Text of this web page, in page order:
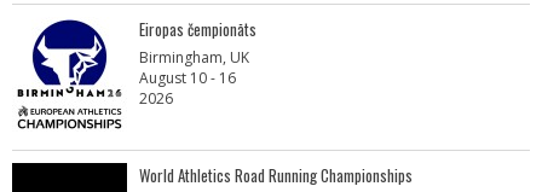
Eiropas čempionāts
Birmingham, UK
August 10 - 16
2026
World Athletics Road Running Championships